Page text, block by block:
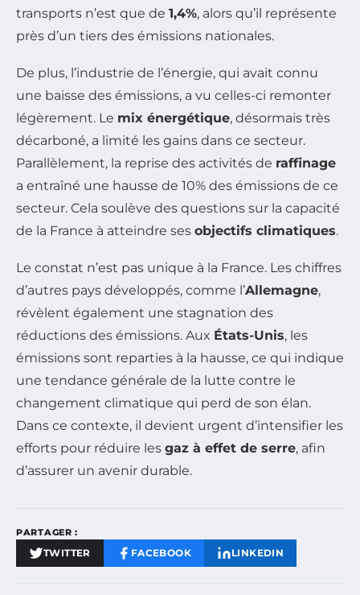
transports n’est que de 1,4%, alors qu’il représente
près d’un tiers des émissions nationales.
De plus, l’industrie de l’énergie, qui avait connu
une baisse des émissions, a vu celles-ci remonter
légèrement. Le mix énergétique, désormais très
décarboné, a limité les gains dans ce secteur.
Parallèlement, la reprise des activités de raffinage
a entraîné une hausse de 10% des émissions de ce
secteur. Cela soulève des questions sur la capacité
de la France à atteindre ses objectifs climatiques.
Le constat n’est pas unique à la France. Les chiffres
d’autres pays développés, comme l’Allemagne,
révèlent également une stagnation des
réductions des émissions. Aux États-Unis, les
émissions sont reparties à la hausse, ce qui indique
une tendance générale de la lutte contre le
changement climatique qui perd de son élan.
Dans ce contexte, il devient urgent d’intensifier les
efforts pour réduire les gaz à effet de serre, afin
d’assurer un avenir durable.
PARTAGER :
TWITTER FACEBOOK LINKEDIN